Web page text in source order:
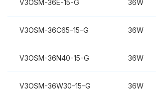
V3OSM-36E-15-G 36W
V3OSM-36C65-15-G 36W
V3OSM-36N40-15-G 36W
V3OSM-36W30-15-G 36W